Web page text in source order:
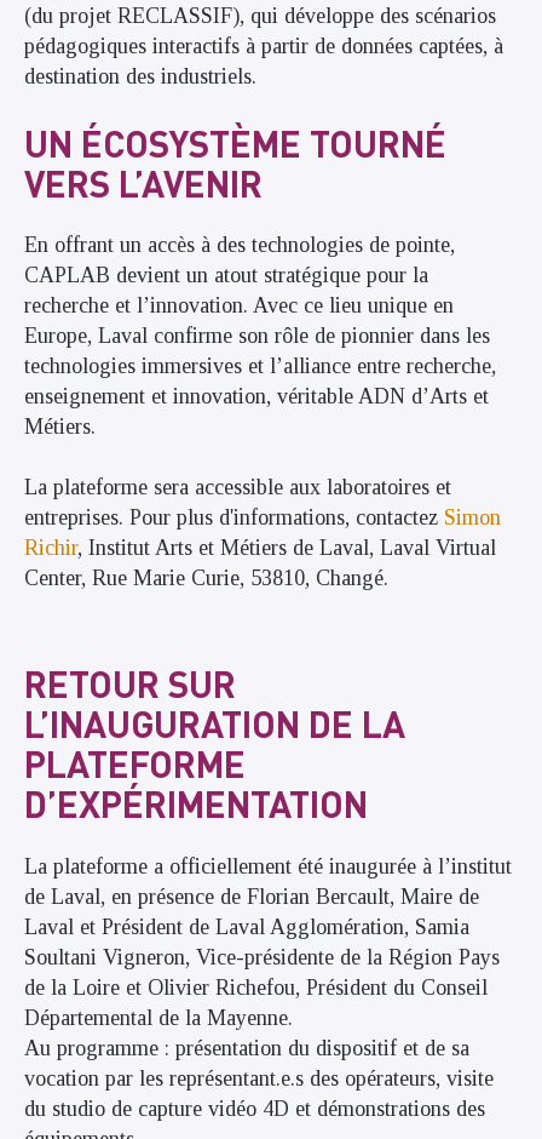
(du projet RECLASSIF), qui développe des scénarios
pédagogiques interactifs à partir de données captées, à
destination des industriels.
UN ÉCOSYSTÈME TOURNÉ
VERS L’AVENIR
En offrant un accès à des technologies de pointe,
CAPLAB devient un atout stratégique pour la
recherche et l’innovation. Avec ce lieu unique en
Europe, Laval confirme son rôle de pionnier dans les
technologies immersives et l’alliance entre recherche,
enseignement et innovation, véritable ADN d’Arts et
Métiers.
La plateforme sera accessible aux laboratoires et
entreprises. Pour plus d'informations, contactez Simon
Richir, Institut Arts et Métiers de Laval, Laval Virtual
Center, Rue Marie Curie, 53810, Changé.
RETOUR SUR
L’INAUGURATION DE LA
PLATEFORME
D’EXPÉRIMENTATION
La plateforme a officiellement été inaugurée à l’institut
de Laval, en présence de Florian Bercault, Maire de
Laval et Président de Laval Agglomération, Samia
Soultani Vigneron, Vice-présidente de la Région Pays
de la Loire et Olivier Richefou, Président du Conseil
Départemental de la Mayenne.
Au programme : présentation du dispositif et de sa
vocation par les représentant.e.s des opérateurs, visite
du studio de capture vidéo 4D et démonstrations des